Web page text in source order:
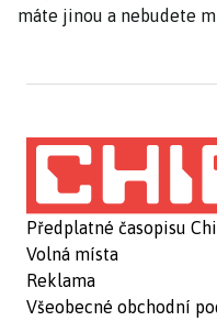
máte jinou a nebudete
Předplatné časopisu
Volná místa
Reklama
Všeobecné obchodní